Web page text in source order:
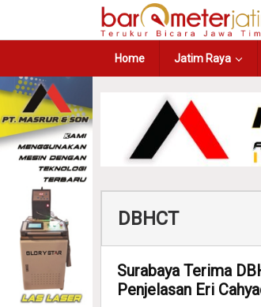
Home Jatim Raya
DBHCT
Surabaya Terima
Penjelasan Eri